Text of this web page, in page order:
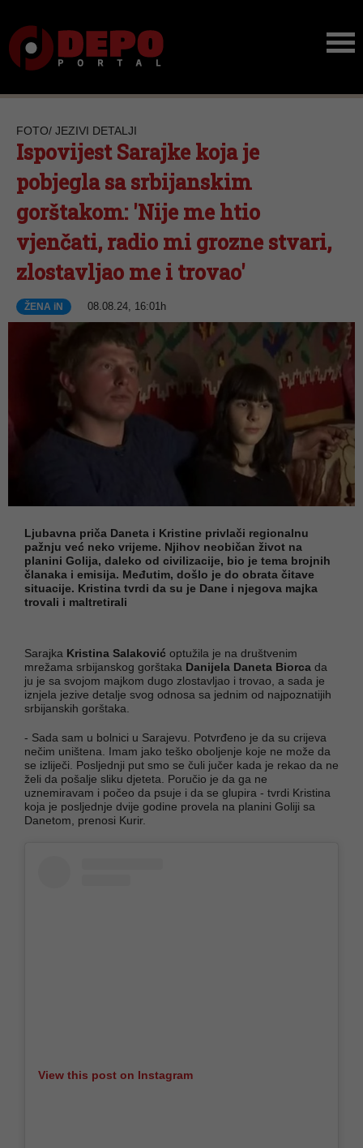
FOTO/ JEZIVI DETALJI
Ispovijest Sarajke koja je
pobjegla sa srbijanskim
gorštakom: 'Nije me htio
vjenčati, radio mi grozne stvari,
zlostavljao me i trovao'
ŽENA iN 08.08.24, 16:01h
Ljubavna priča Daneta i Kristine privlači regionalnu
pažnju već neko vrijeme. Njihov neobičan život na
planini Golija, daleko od civilizacije, bio je tema brojnih
članaka i emisija. Međutim, došlo je do obrata čitave
situacije. Kristina tvrdi da su je Dane i njegova majka
trovali i maltretirali
Sarajka Kristina Salaković optužila je na društvenim
mrežama srbijanskog gorštaka Danijela Daneta Biorca da
ju je sa svojom majkom dugo zlostavljao i trovao, a sada je
iznjela jezive detalje svog odnosa sa jednim od najpoznatijih
srbijanskih gorštaka.
- Sada sam u bolnici u Sarajevu. Potvrđeno je da su crijeva
nečim uništena. Imam jako teško oboljenje koje ne može da
se izliječi. Posljednji put smo se čuli jučer kada je rekao da ne
želi da pošalje sliku djeteta. Poručio je da ga ne
uznemiravam i počeo da psuje i da se glupira - tvrdi Kristina
koja je posljednje dvije godine provela na planini Goliji sa
Danetom, prenosi Kurir.
View this post on Instagram